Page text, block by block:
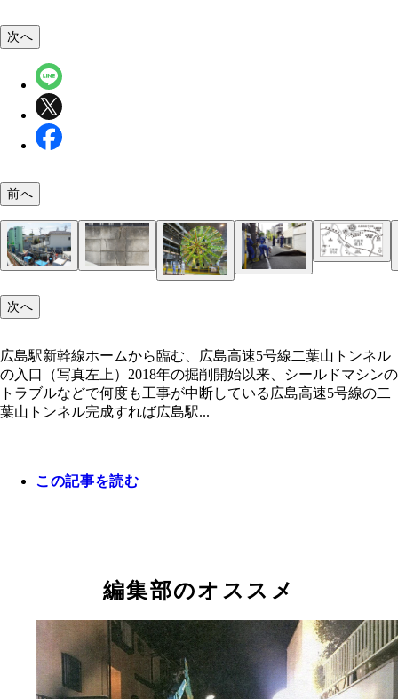
東京外かく環状道路のトンネル掘削工事で使われ
径16mのシールドマシン（画像は東京都ホームペー
り）
如発生した陥没事故
2018年の掘削開始以来、シールドマシンのトラブ
で何度も工事が中断している広島高速5号線の二葉
次へ
前へ
次へ
広島駅新幹線ホームから臨む、広島高速5号線二葉山トンネル
の入口（写真左上）2018年の掘削開始以来、シールドマシンの
トラブルなどで何度も工事が中断している広島高速5号線の二
葉山トンネル完成すれば広島駅...
この記事を読む
編集部のオススメ